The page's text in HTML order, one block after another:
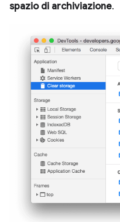
spazio di archiviazione.